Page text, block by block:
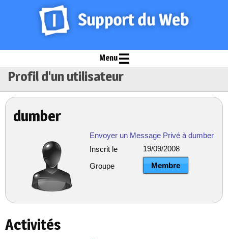
Menu
Profil d'un utilisateur
dumber
Envoyer un Message Privé à dumber
Inscrit le
19/09/2008
Groupe Membre
Activités